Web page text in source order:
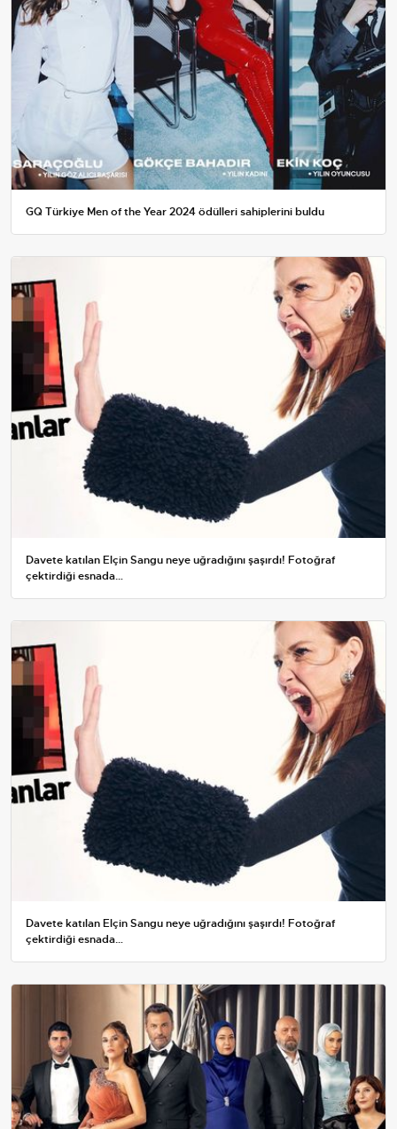
GQ Türkiye Men of the Year 2024 ödülleri sahiplerini buldu
Davete katılan Elçin Sangu neye uğradığını şaşırdı! Fotoğraf
çektirdiği esnada…
Davete katılan Elçin Sangu neye uğradığını şaşırdı! Fotoğraf
çektirdiği esnada…